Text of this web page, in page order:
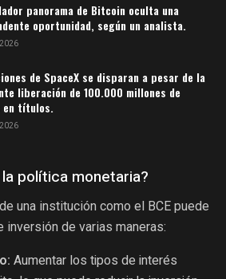
panorama de Bitcoin oculta una
oportunidad, según un analista.
de SpaceX se disparan a pesar de la
liberación de 100.000 millones de
en títulos.
política monetaria?
una institución como el BCE puede
inversión de varias maneras:
Aumentar los tipos de interés